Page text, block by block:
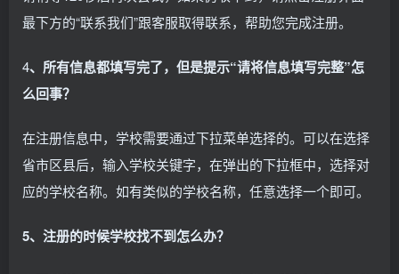
最下方的“联系我们”跟客服取得联系，帮助您完成注册。
4、所有信息都填写完了，但是提示“请将信息填写完整”怎
么回事？
在注册信息中，学校需要通过下拉菜单选择的。可以在选择
省市区县后，输入学校关键字，在弹出的下拉框中，选择对
应的学校名称。如有类似的学校名称，任意选择一个即可。
5、注册的时候学校找不到怎么办？